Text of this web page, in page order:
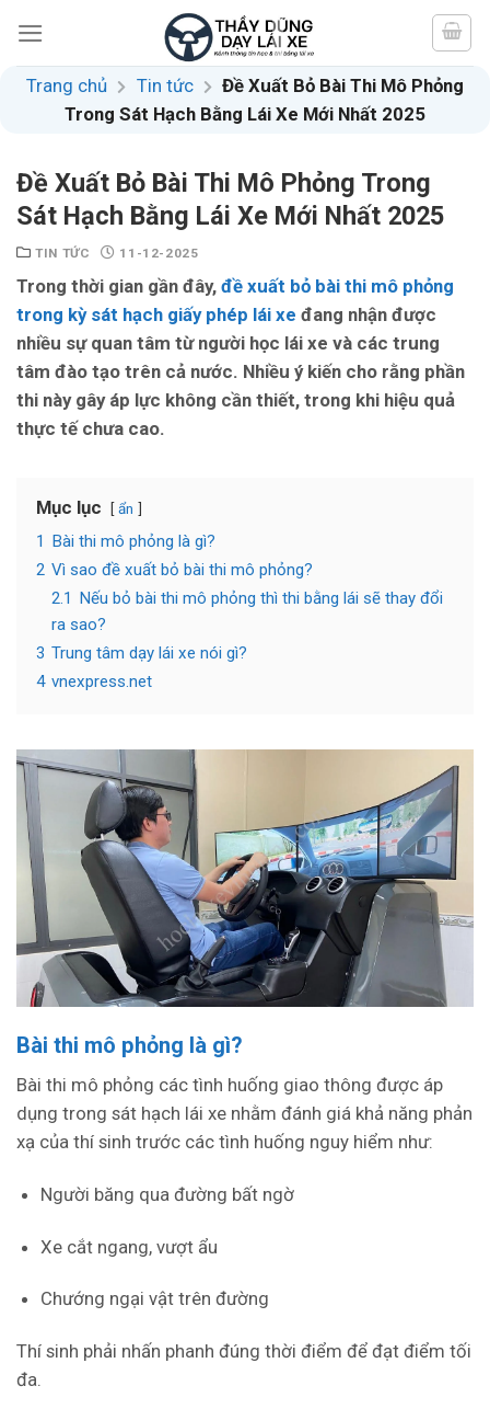
content
Trang chủ Tin tức
Đề Xuất Bỏ Bài Thi Mô Phỏng
Trong Sát Hạch Bằng Lái Xe Mới Nhất 2025
Đề Xuất Bỏ Bài Thi Mô Phỏng Trong
Sát Hạch Bằng Lái Xe Mới Nhất 2025
TIN TỨC 11-12-2025
Trong thời gian gần đây, đề xuất bỏ bài thi mô phỏng
trong kỳ sát hạch giấy phép lái xe đang nhận được
nhiều sự quan tâm từ người học lái xe và các trung
tâm đào tạo trên cả nước. Nhiều ý kiến cho rằng phần
thi này gây áp lực không cần thiết, trong khi hiệu quả
thực tế chưa cao.
Mục lục ẩn
1 Bài thi mô phỏng là gì?
2 Vì sao đề xuất bỏ bài thi mô phỏng?
2.1 Nếu bỏ bài thi mô phỏng thì thi bằng lái sẽ thay đổi
ra sao?
3 Trung tâm dạy lái xe nói gì?
4 vnexpress.net
Bài thi mô phỏng là gì?
Bài thi mô phỏng các tình huống giao thông được áp
dụng trong sát hạch lái xe nhằm đánh giá khả năng phản
xạ của thí sinh trước các tình huống nguy hiểm như:
Người băng qua đường bất ngờ
Xe cắt ngang, vượt ẩu
Chướng ngại vật trên đường
Thí sinh phải nhấn phanh đúng thời điểm để đạt điểm tối
đa.